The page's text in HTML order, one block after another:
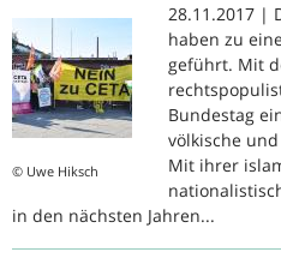
© Uwe Hiksch
28.11.2017 |
haben zu
geführt. Mit
Bundestag
völkische
Mit ihrer
in den nächsten Jahren...